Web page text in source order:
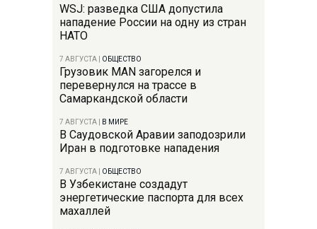
WSJ: разведка США допустила
нападение России на одну из стран
НАТО
7 АВГУСТА ОБЩЕСТВО
Грузовик MAN загорелся и
перевернулся на трассе в
Самаркандской области
7 АВГУСТА В МИРЕ
В Саудовской Аравии заподозрили
Иран в подготовке нападения
7 АВГУСТА ОБЩЕСТВО
В Узбекистане создадут
энергетические паспорта для всех
махаллей